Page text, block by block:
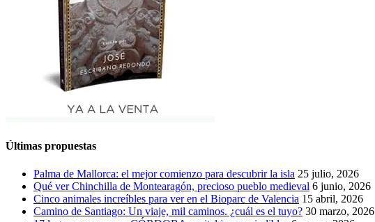
Últimas propuestas
Palma de Mallorca: el mejor comienzo para descubrir la isla 25 julio, 2026
Qué ver Chinchilla de Montearagón, precioso pueblo medieval 6 junio, 2026
Cinco animales increíbles para ver en el Bioparc de Valencia 15 abril, 2026
Camino de Santiago: Un viaje, mil caminos. ¿cuál es el tuyo? 30 marzo, 2026